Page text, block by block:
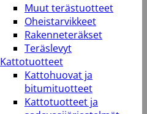
Muut terästuotteet
Oheistarvikkeet
Rakenneteräkset
Teräslevyt
Kattotuotteet
Kattohuovat ja
bitumituotteet
Kattotuotteet ja